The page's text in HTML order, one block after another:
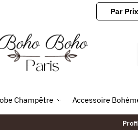
Par Prix
Champêtre Accessoire